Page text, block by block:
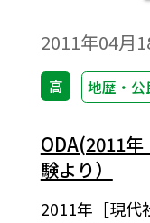
2011年04月
高 地歴・公
ODA(2011
験より）
2011年［現代